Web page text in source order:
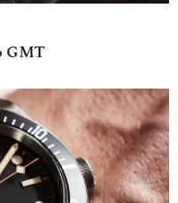
GMT